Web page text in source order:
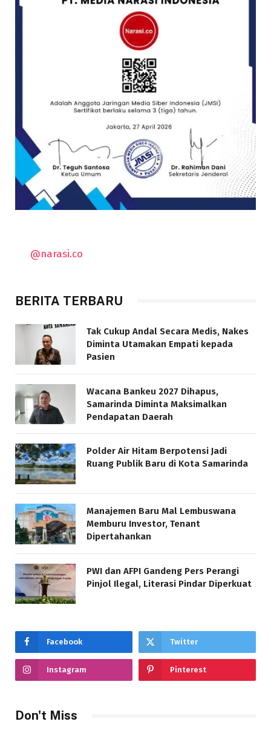
@narasi.co
BERITA TERBARU
Tak Cukup Andal Secara Medis, Nakes
Diminta Utamakan Empati kepada
Pasien
Wacana Bankeu 2027 Dihapus,
Samarinda Diminta Maksimalkan
Pendapatan Daerah
Polder Air Hitam Berpotensi Jadi
Ruang Publik Baru di Kota Samarinda
Manajemen Baru Mal Lembuswana
Memburu Investor, Tenant
Dipertahankan
PWI dan AFPI Gandeng Pers Perangi
Pinjol Ilegal, Literasi Pindar Diperkuat
Facebook Twitter
Instagram Pinterest
Don't Miss